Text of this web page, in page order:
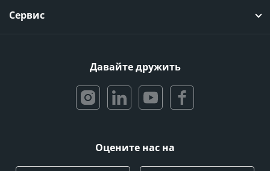
Сервис
Давайте дружить
Оцените нас на